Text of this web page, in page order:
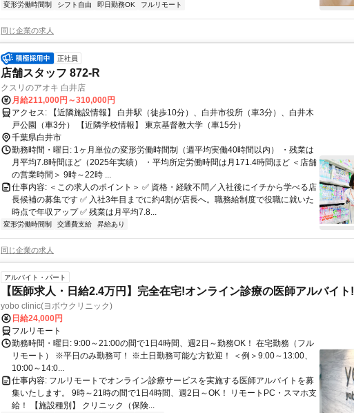
変形労働時間制 シフト自由 即日勤務OK フルリモート
同じ企業の求人
正社員
店舗スタッフ 872-R
クスリのアオキ 白井店
月給211,000円～310,000円
アクセス: 【近隣施設情報】 白井駅（徒歩10分）、白井市役所（車3分）、白井木
戸公園（車3分） 【近隣学校情報】 東京基督教大学（車15分）
千葉県白井市
勤務時間・曜日: 1ヶ月単位の変形労働時間制（週平均実働40時間以内） ・残業は
月平均7.8時間ほど（2025年実績） ・平均所定労働時間は月171.4時間ほど ＜店舗
の営業時間＞ 9時～22時 ...
仕事内容: ＜この求人のポイント＞ ✅ 資格・経験不問／入社後にイチから学べる店
長候補の募集です ✅ 入社3年目までに約4割が店長へ。職務給制度で役職に就いた
時点で年収アップ ✅ 残業は月平均7.8...
変形労働時間制 交通費支給 昇給あり
同じ企業の求人
アルバイト・パート
【医師求人・日給2.4万円】完全在宅!オンライン診療の医師アルバイト!
yobo clinic(ヨボウクリニック)
日給24,000円
フルリモート
勤務時間・曜日: 9:00～21:00の間で1日4時間、週2日～勤務OK！ 在宅勤務（フル
リモート） ※平日のみ勤務可！ ※土日勤務可能な方歓迎！ ＜例＞9:00～13:00、
10:00～14:0...
仕事内容: フルリモートでオンライン診療サービスを実施する医師アルバイトを募
集いたします。 9時～21時の間で1日4時間、週2日～OK！ リモートPC・スマホ支
給！ 【施設種別】 クリニック（保険...